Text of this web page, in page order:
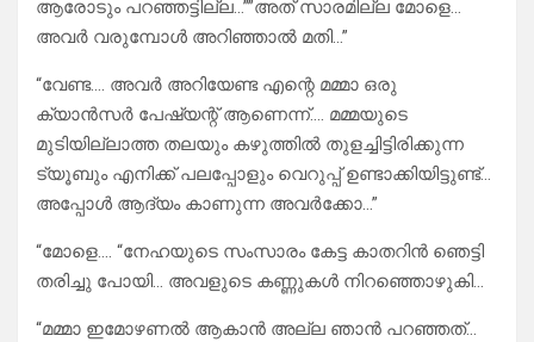
ആരോടും പറഞ്ഞട്ടില്ല…””അത് സാരമില്ല മോളെ…
അവർ വരുമ്പോൾ അറിഞ്ഞാൽ മതി…”
“വേണ്ട…. അവർ അറിയേണ്ട എന്റെ മമ്മാ ഒരു
ക്യാൻസർ പേഷ്യന്റ് ആണെന്ന്…. മമ്മയുടെ
മുടിയില്ലാത്ത തലയും കഴുത്തിൽ തുളച്ചിട്ടിരിക്കുന്ന
ട്യൂബും എനിക്ക് പലപ്പോളും വെറുപ്പ്‌ ഉണ്ടാക്കിയിട്ടുണ്ട്…
അപ്പോൾ ആദ്യം കാണുന്ന അവർക്കോ…”
“മോളെ…. “നേഹയുടെ സംസാരം കേട്ട കാതറിൻ ഞെട്ടി
തരിച്ചു പോയി… അവളുടെ കണ്ണുകൾ നിറഞ്ഞൊഴുകി…
“മമ്മാ ഇമോഴണൽ ആകാൻ അല്ല ഞാൻ പറഞ്ഞത്…